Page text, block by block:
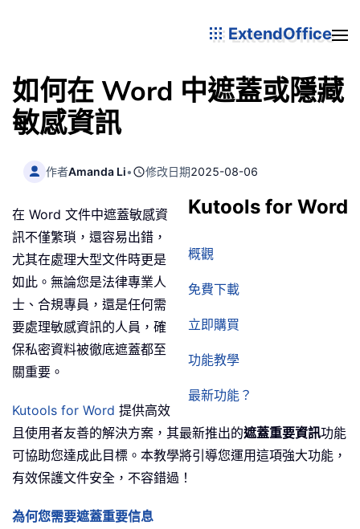
ExtendOffice
如何在 Word 中遮蓋或隱藏
敏感資訊
作者Amanda Li• 修改日期2025-08-06
Kutools for Word
概觀
免費下載
立即購買
功能教學
最新功能？
在 Word 文件中遮蓋敏感資
訊不僅繁瑣，還容易出錯，
尤其在處理大型文件時更是
如此。無論您是法律專業人
士、合規專員，還是任何需
要處理敏感資訊的人員，確
保私密資料被徹底遮蓋都至
關重要。
Kutools for Word 提供高效
且使用者友善的解決方案，其最新推出的遮蓋重要資訊功能
可協助您達成此目標。本教學將引導您運用這項強大功能，
有效保護文件安全，不容錯過！
為何您需要遮蓋重要信息